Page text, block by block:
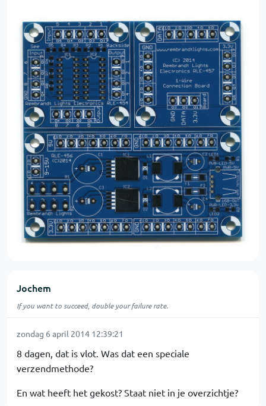
Jochem
If you want to succeed, double your failure rate.
zondag 6 april 2014 12:39:21
8 dagen, dat is vlot. Was dat een speciale
verzendmethode?
En wat heeft het gekost? Staat niet in je overzichtje?